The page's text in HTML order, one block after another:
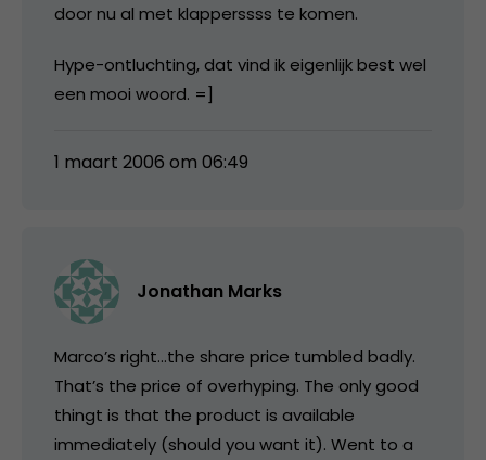
door nu al met klapperssss te komen.
Hype-ontluchting, dat vind ik eigenlijk best wel
een mooi woord. =]
1 maart 2006 om 06:49
Jonathan Marks
Marco’s right…the share price tumbled badly.
That’s the price of overhyping. The only good
thingt is that the product is available
immediately (should you want it). Went to a